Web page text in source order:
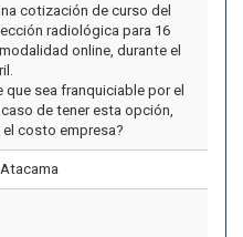
cotización de curso del
radiológica para 16
online, durante el
que sea franquiciable por el
caso de tener esta opción,
el costo empresa?